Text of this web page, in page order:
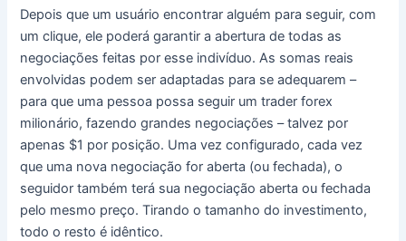
Depois que um usuário encontrar alguém para seguir, com
um clique, ele poderá garantir a abertura de todas as
negociações feitas por esse indivíduo.As somas reais
envolvidas podem ser adaptadas para se adequarem –
para que uma pessoa possa seguir um trader forex
milionário, fazendo grandes negociações – talvez por
apenas $1 por posição. Uma vez configurado, cada vez
que uma nova negociação for aberta (ou fechada), o
seguidor também terá sua negociação aberta ou fechada
pelo mesmo preço.Tirando o tamanho do investimento,
todo o resto é idêntico.